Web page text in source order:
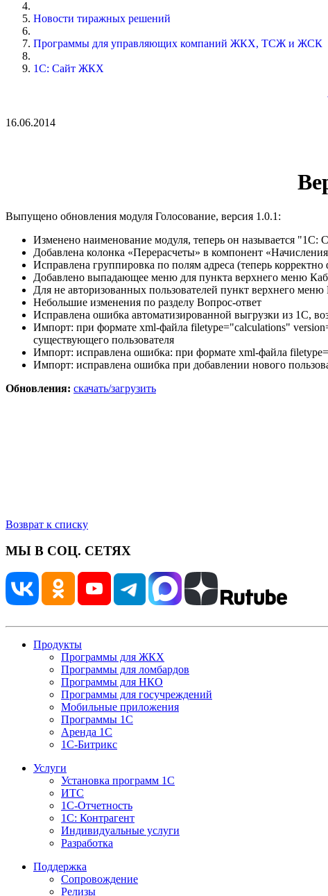
Новости тиражных решений
Программы для управляющих компаний ЖКХ, ТСЖ и ЖСК
1С: Сайт ЖКХ
16.06.2014
Выпущено обновления модуля Голосование, версия 1.0.1:
Изменено наименование модуля, теперь он называется
Добавлена колонка «Перерасчеты» в компонент
Исправлена группировка по полям адреса (теперь
Добавлено выпадающее меню для пункта верхнего меню
Для не авторизованных пользователей пункт верхнего
Небольшие изменения по разделу Вопрос-ответ
Исправлена ошибка автоматизированной выгрузки из 1С,
Импорт: при формате xml-файла filetype="calculations"
существующего пользователя
Импорт: исправлена ошибка: при формате xml-файла
Импорт: исправлена ошибка при добавлении нового
Обновления: скачать/загрузить
Возврат к списку
МЫ В СОЦ. СЕТЯХ
Продукты
Программы для ЖКХ
Программы для ломбардов
Программы для НКО
Программы для госучреждений
Мобильные приложения
Программы 1С
Аренда 1С
1С-Битрикс
Услуги
Установка программ 1С
ИТС
1С-Отчетность
1С: Контрагент
Индивидуальные услуги
Разработка
Поддержка
Сопровождение
Релизы